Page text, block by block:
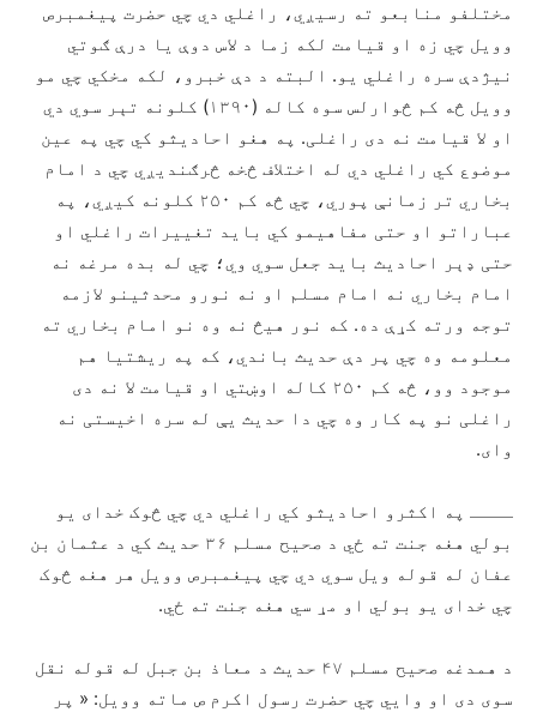
مختلفو منابعو ته رسیږي، راغلي دي چي حضرت پیغمبرص
وویل چي زه او قیامت لکه زما د لاس دوې یا درې ګوتي
نیژدې سره راغلي یو. البته د دې خبرو، لکه مخکي چي مو
وویل څه کم څوارلس سوه کاله (۱۳۹۰) کلونه تېر سوي دي
او لا قیامت نه دی راغلی. په هغو احادیثو کي چي په عین
موضوع کي راغلي دي له اختلاف څخه څرګندیږي چي د امام
بخاري تر زمانې پوري، چي څه کم ۲۵۰ کلونه کیږي، په
عباراتو او حتی مفاهیمو کي باید تغییرات راغلي او
حتی ډېر احادیث باید جعل سوي وي؛ چي له بده مرغه نه
امام بخاري نه امام مسلم او نه نورو محدثینو لازمه
توجه ورته کړې ده. که نور هیڅ نه وه نو امام بخاري ته
معلومه وه چي پر دې حدیث باندي، که په ریشتیا هم
موجود وو، څه کم ۲۵۰ کاله اوښتي او قیامت لا نه دی
راغلی نو په کار وه چي دا حدیث یې له سره اخیستی نه
وای.
ــــ په اکثرو احادیثو کي راغلي دي چي څوک خدای یو
بولي هغه جنت ته ځي د صحیح مسلم ۳۶ حدیث کي د عثمان بن
عفان له قوله ویل سوي دي چي پیغمبرص وویل هر هغه څوک
چي خدای یو بولي او مړ سي هغه جنت ته ځي.
د همدغه صحیح مسلم ۴۷ حدیث د معاذ بن جبل له قوله نقل
سوی دی او وايي چي حضرت رسول اکرم ص ماته وویل: « پر